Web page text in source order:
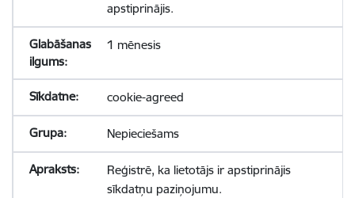
apstiprinājis.
1 mēnesis
cookie-agreed
Nepieciešams
Reģistrē, ka lietotājs ir apstiprinājis
sīkdatņu paziņojumu.